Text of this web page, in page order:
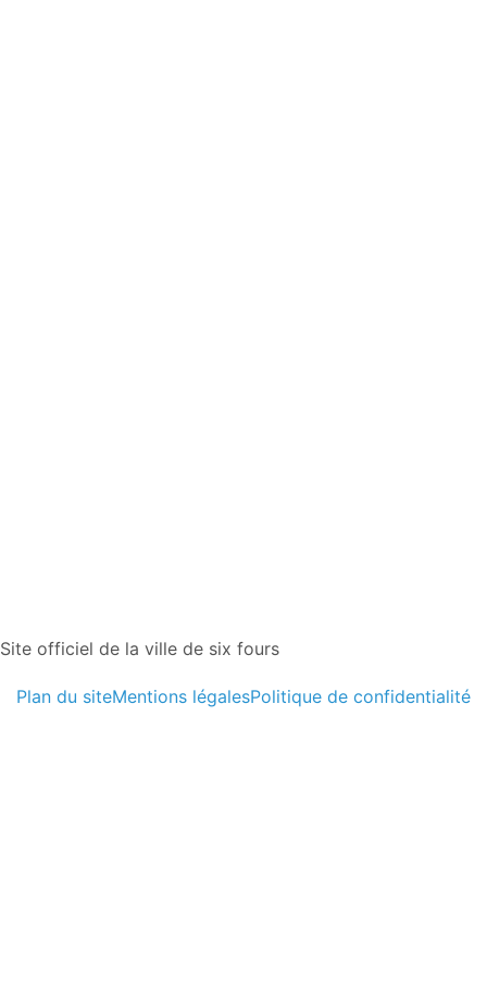
Site officiel de la ville de six fours
Plan du siteMentions légalesPolitique de confidentialité